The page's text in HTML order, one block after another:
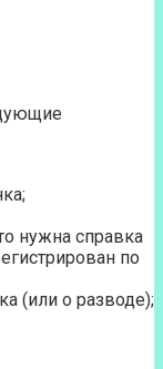
нужна справка
по
(или о разводе);